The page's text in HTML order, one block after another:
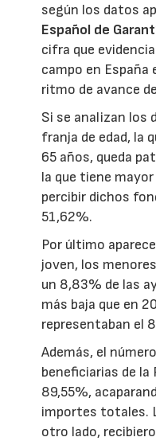
según los datos
Español de
cifra que
campo en España
ritmo de avance
Si se analizan los
franja de edad, la
65 años, queda
la que tiene
percibir dichos
51,62%.
Por último
joven, los
un 8,83% de las
más baja que en
representaban el
Además, el
beneficiarias de la
89,55%,
importes totales.
otro lado,